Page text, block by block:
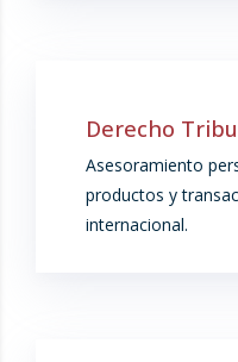
Derecho
Asesoramiento
productos y
internacional.